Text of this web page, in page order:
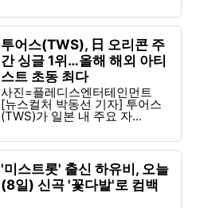
투어스(TWS), 日 오리콘 주
간 싱글 1위…올해 해외 아티
스트 초동 최다
사진=플레디스엔터테인먼트
[뉴스컬처 박동선 기자] 투어스
(TWS)가 일본 내 주요 자...
'미스트롯' 출신 하유비, 오늘
(8일) 신곡 '꽃다발'로 컴백